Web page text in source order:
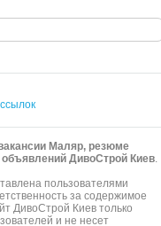
Маляр, резюме
объявлений ДивоСтрой Киев.
пользователями
за содержимое
ДивоСтрой Киев только
и не несет